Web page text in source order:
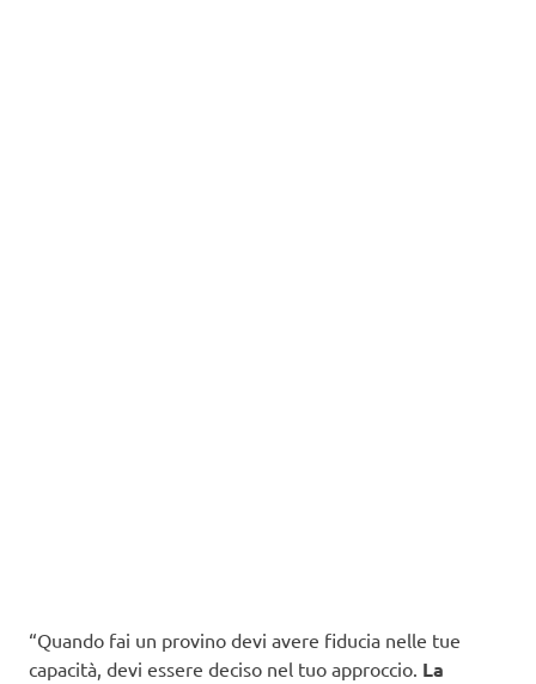
“Quando fai un provino devi avere fiducia nelle tue
capacità, devi essere deciso nel tuo approccio. La